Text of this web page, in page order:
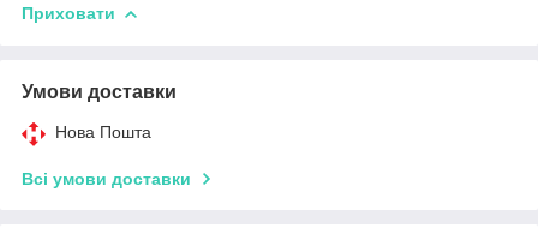
Приховати
Умови доставки
Нова Пошта
Всі умови доставки